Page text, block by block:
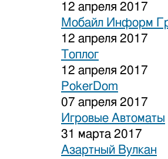
12 апреля 2017
Мобайл Информ
12 апреля 2017
Топлог
12 апреля 2017
PokerDom
07 апреля 2017
Игровые Автоматы
31 марта 2017
Азартный Вулкан